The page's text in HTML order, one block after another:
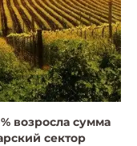
возросла сумма
сектор